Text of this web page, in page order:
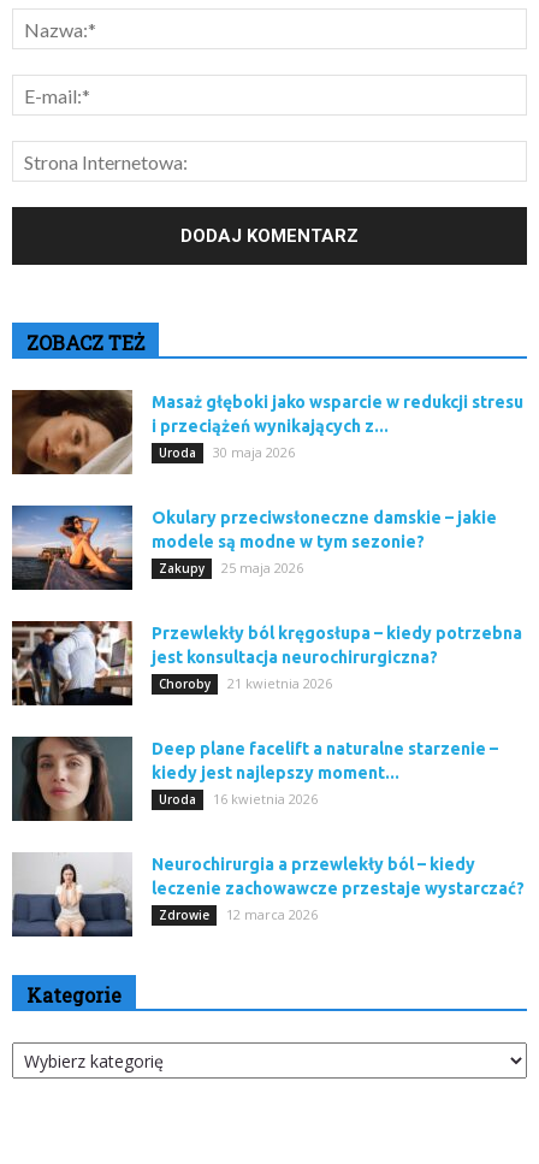
ZOBACZ TEŻ
Masaż głęboki jako wsparcie w redukcji stresu
i przeciążeń wynikających z...
Uroda 30 maja 2026
Okulary przeciwsłoneczne damskie – jakie
modele są modne w tym sezonie?
Zakupy 25 maja 2026
Przewlekły ból kręgosłupa – kiedy potrzebna
jest konsultacja neurochirurgiczna?
Choroby 21 kwietnia 2026
Deep plane facelift a naturalne starzenie –
kiedy jest najlepszy moment...
Uroda 16 kwietnia 2026
Neurochirurgia a przewlekły ból – kiedy
leczenie zachowawcze przestaje wystarczać?
Zdrowie 12 marca 2026
Kategorie
Kategorie